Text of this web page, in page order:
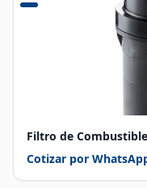
Filtro de
Cotizar por